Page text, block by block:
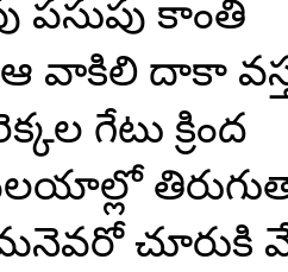
పసుపు కాంతి
వాకిలి దాకా
గేటు క్రింద
చూరుకి